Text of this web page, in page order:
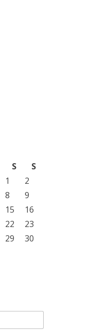
S
S
1
2
8
9
15
16
22
23
29
30